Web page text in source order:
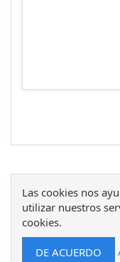
Las cookies nos
utilizar nuestros
cookies.